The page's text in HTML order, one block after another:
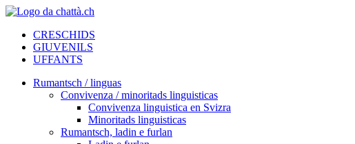
CRESCHIDS
GIUVENILS
UFFANTS
Rumantsch / linguas
Convivenza / minoritads linguisticas
Convivenza linguistica en Svizra
Minoritads linguisticas
Rumantsch, ladin e furlan